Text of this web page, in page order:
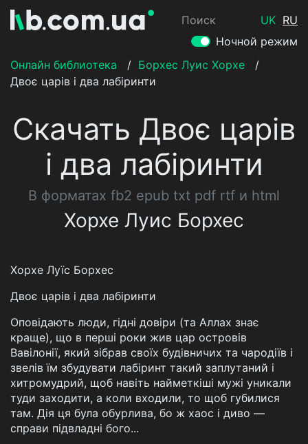
Поиск UK RU
Ночной режим
Онлайн библиотека
/ Борхес Луис Хорхе
/
Двоє царів і два лабіринти
Скачать Двоє царів
і два лабіринти
В форматах fb2 epub txt pdf rtf и html
Хорхе Луис Борхес
Хорхе Луїс Борхес
Двоє царів і два лабіринти
Оповідають люди, гідні довіри (та Аллах знає
краще), що в перші роки жив цар островів
Вавілонії, який зібрав своїх будівничих та чародіїв і
звелів їм збудувати лабіринт такий заплутаний і
хитромудрий, щоб навіть найметкіші мужі уникали
туди заходити, а коли входили, то щоб губилися
там. Дія ця була обурлива, бо ж хаос і диво —
справи підвладні бого...